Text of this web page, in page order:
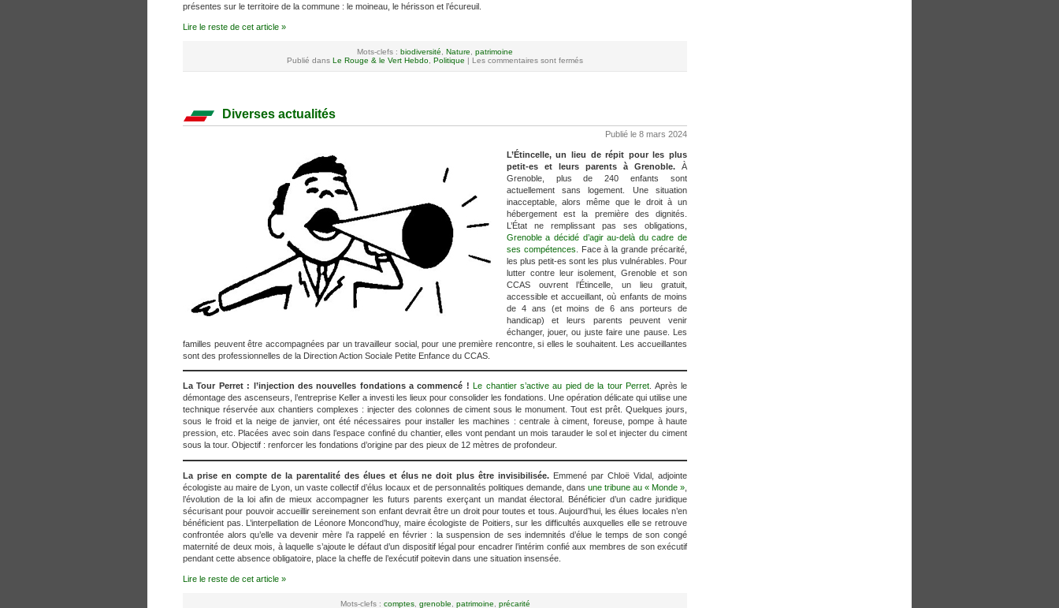
présentes sur le territoire de la commune : le moineau, le hérisson et l’écureuil.
Lire le reste de cet article »
Mots-clefs : biodiversité Nature
patrimoine
Publié dans Le Rouge & le Vert Hebdo Politique | Les commentaires sont fermés
Diverses actualités
Publié le 8 mars 2024
L’Étincelle, un lieu de répit pour les plus
petit-es et leurs parents à Grenoble. À
Grenoble, plus de 240 enfants sont
actuellement sans logement. Une situation
inacceptable, alors même que le droit à un
hébergement est la première des dignités.
L’État ne remplissant pas ses obligations,
Grenoble a décidé d’agir au-delà du cadre de
ses compétences . Face à la grande précarité,
les plus petit-es sont les plus vulnérables. Pour
lutter contre leur isolement, Grenoble et son
CCAS ouvrent l’Étincelle, un lieu gratuit,
accessible et accueillant, où enfants de moins
de 4 ans (et moins de 6 ans porteurs de
handicap) et leurs parents peuvent venir
échanger, jouer, ou juste faire une pause. Les
familles peuvent être accompagnées par un travailleur social, pour une première rencontre, si elles le souhaitent. Les accueillantes
sont des professionnelles de la Direction Action Sociale Petite Enfance du CCAS.
La Tour Perret : l’injection des nouvelles fondations a commencé ! Le chantier s’active au pied de la tour Perret . Après le
démontage des ascenseurs, l’entreprise Keller a investi les lieux pour consolider les fondations. Une opération délicate qui utilise une
technique réservée aux chantiers complexes : injecter des colonnes de ciment sous le monument. Tout est prêt. Quelques jours,
sous le froid et la neige de janvier, ont été nécessaires pour installer les machines : centrale à ciment, foreuse, pompe à haute
pression, etc. Placées avec soin dans l’espace confiné du chantier, elles vont pendant un mois tarauder le sol et injecter du ciment
sous la tour. Objectif : renforcer les fondations d’origine par des pieux de 12 mètres de profondeur.
La prise en compte de la parentalité des élues et élus ne doit plus être invisibilisée. Emmené par Chloë Vidal, adjointe
écologiste au maire de Lyon, un vaste collectif d’élus locaux et de personnalités politiques demande, dans une tribune au « Monde »
l’évolution de la loi afin de mieux accompagner les futurs parents exerçant un mandat électoral. Bénéficier d’un cadre juridique
sécurisant pour pouvoir accueillir sereinement son enfant devrait être un droit pour toutes et tous. Aujourd’hui, les élues locales n’en
bénéficient pas. L’interpellation de Léonore Moncond’huy, maire écologiste de Poitiers, sur les difficultés auxquelles elle se retrouve
confrontée alors qu’elle va devenir mère l’a rappelé en février : la suspension de ses indemnités d’élue le temps de son congé
maternité de deux mois, à laquelle s’ajoute le défaut d’un dispositif légal pour encadrer l’intérim confié aux membres de son exécutif
pendant cette absence obligatoire, place la cheffe de l’exécutif poitevin dans une situation insensée.
Lire le reste de cet article »
Mots-clefs : comptes, grenoble patrimoine
précarité